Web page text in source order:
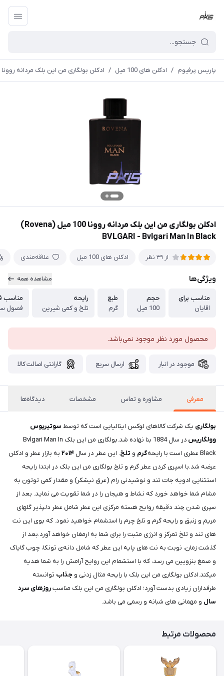
پاریس پرفیوم / ادکلن های 100 میل / ادکلن بولگاری من این بلک مردانه روونا 100 میل (Rovena) BVLGARI - Bvlgari Man In Black
ادکلن بولگاری من این بلک مردانه روونا 100 میل (Rovena)
BVLGARI - Bvlgari Man In Black
از 39 نظر ادکلن های 100 میل علاقه‌مندی
ویژگی‌ها مشاهده همه
مناسب برای
اقایان
حجم
100 میل
طبع
گرم
رایحه
تلخ و کمی شیرین
مناسب
فصول
محصول مورد نظر موجود نمی‌باشد.
موجود در انبار ارسال سریع گارانتی اصالت کالا
معرفی مشاوره و تماس مشخصات دیدگاه‌ها
بولگاری یک شرکت کالاهای لوکس ایتالیایی است که توسط سوتیریوس
وولگاریس
در سال 1884 بنا نهاده شد.بولگاری من این بلک Bvlgari Man In
Black عطری است با رایحه
گرم و تلخ. این عطر در سال ۲۰۱۴ به بازار عطر و ادکلن
عرضه شد.با اسپری کردن عطر گرم و تلخ بولگاری من این بلک در ابتدا رایحه
استثنایی ادویه جات تند و نوشیدنی رام (عرق نیشکر) و مقدار کمی توتون به
مشام شما خواهد خورد که نشاط و هیجان را در شما تقویت می نماید. بعد از
سپری شدن چند دقیقه روایح هسته مرکزی این عطر شامل عطر دلپذیر گلهای
مریم و زنبق و رایحه گرم و تلخ چرم را استشمام خواهید نمود. که بوی این نت
های تند و تلخ تمرکز و انرژی مثبت را برای شما به ارمغان خواهد آورد.بعد از
گذشت زمان، نوبت به نت های پایه این عطر که شامل دانه‌ی تونکا، چوب گایاک
و صمغ بنزویین می رسد، که با استشمام این روایح آرامش را به شما هدیه
میکند.ادکلن بولگاری من این بلک با رایحه مثال زدنی و جذاب توانسته
طرفداران زیادی بدست آورد؛ ادکلن بولگاری من این بلک مناسبروزهای سرد
سال و مهمانی های شبانه و رسمی می باشد.
محصولات مرتبط